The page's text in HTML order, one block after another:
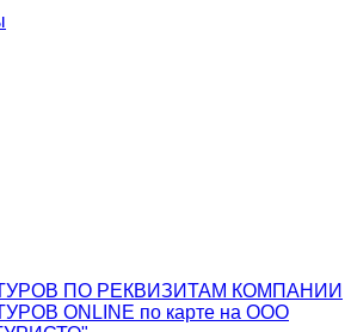
ПО РЕКВИЗИТАМ КОМПАНИИ
ONLINE по карте на ООО